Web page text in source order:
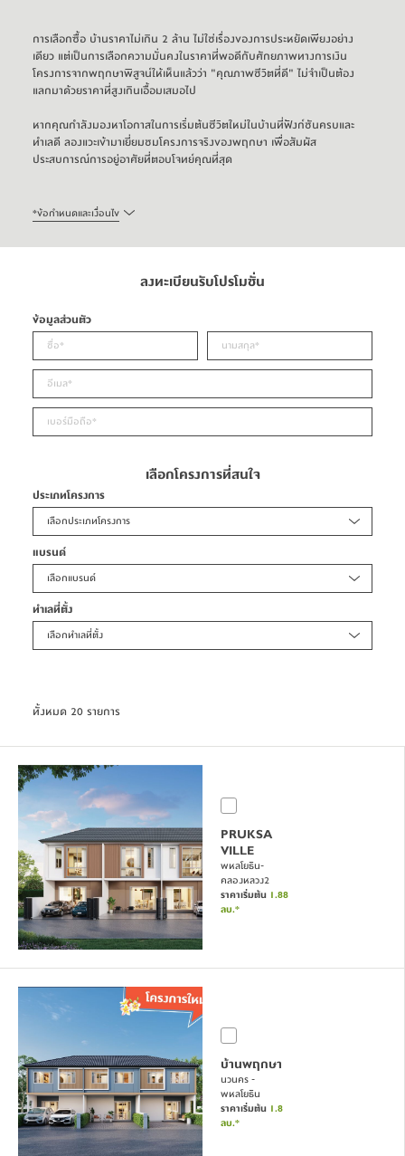
การเลือกซื้อ บ้านราคาไม่เกิน 2 ล้าน ไม่ใช่เรื่องของการประหยัดเพียงอย่าง
เดียว แต่เป็นการเลือกความมั่นคงในราคาที่พอดีกับศักยภาพทางการเงิน
โครงการจากพฤกษาพิสูจน์ให้เห็นแล้วว่า "คุณภาพชีวิตที่ดี" ไม่จำเป็นต้อง
แลกมาด้วยราคาที่สูงเกินเอื้อมเสมอไป
หากคุณกำลังมองหาโอกาสในการเริ่มต้นชีวิตใหม่ในบ้านที่ฟังก์ชันครบและ
ทำเลดี ลองแวะเข้ามาเยี่ยมชมโครงการจริงของพฤกษา เพื่อสัมผัส
ประสบการณ์การอยู่อาศัยที่ตอบโจทย์คุณที่สุด
*ข้อกำหนดและเงื่อนไข
ลงทะเบียนรับโปรโมชั่น
ข้อมูลส่วนตัว
เลือกโครงการที่สนใจ
ประเภทโครงการ
เลือกประเภทโครงการ
แบรนด์
เลือกแบรนด์
ทำเลที่ตั้ง
เลือกทำเลที่ตั้ง
ทั้งหมด 20 รายการ
PRUKSA
VILLE
พหลโยธิน-
คลองหลวง2
ราคาเริ่มต้น 1.88
ลบ.*
บ้านพฤกษา
นวนคร -
พหลโยธิน
ราคาเริ่มต้น 1.8
ลบ.*